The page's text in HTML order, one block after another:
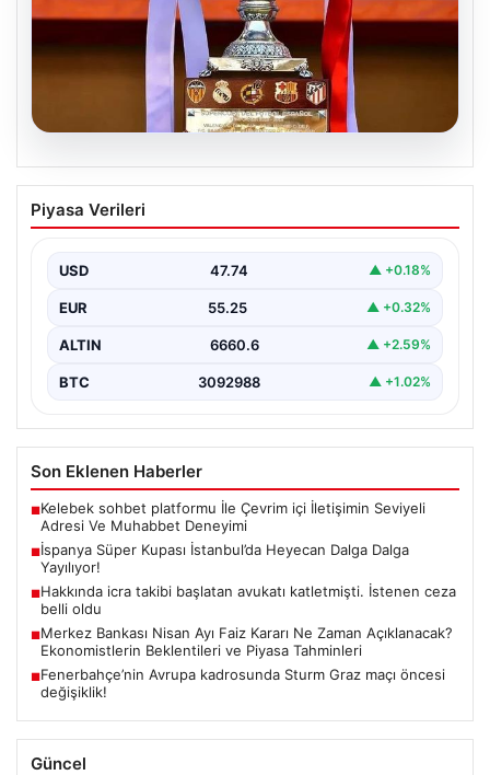
İspanya Süper Kupası İstanbul’da
Heyecan Dalga Dalga Yayılıyor!
büyük bir organizasyona ev sahipliği yapmaya
hazırlanıyor. İspanya…
Piyasa Verileri
USD 47.74 ▲ +0.18%
EUR 55.25 ▲ +0.32%
ALTIN 6660.6 ▲ +2.59%
BTC 3092988 ▲ +1.02%
Son Eklenen Haberler
■Kelebek sohbet platformu İle Çevrim içi İletişimin Seviyeli
Adresi Ve Muhabbet Deneyimi
■İspanya Süper Kupası İstanbul’da Heyecan Dalga Dalga
Yayılıyor!
■Hakkında icra takibi başlatan avukatı katletmişti. İstenen ceza
belli oldu
■Merkez Bankası Nisan Ayı Faiz Kararı Ne Zaman Açıklanacak?
Ekonomistlerin Beklentileri ve Piyasa Tahminleri
■Fenerbahçe’nin Avrupa kadrosunda Sturm Graz maçı öncesi
değişiklik!
Güncel